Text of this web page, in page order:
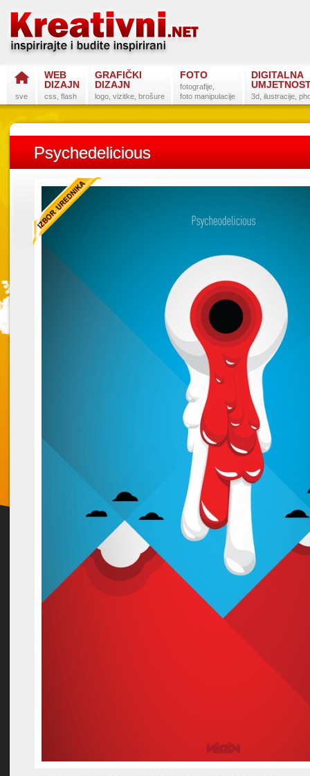
sve
WEB
DIZAJN
css, flash
GRAFIČKI
DIZAJN
logo, vizitke, brošure
FOTO
fotografije,
foto manipulacije
DIGITALNA
3d, ilustracije,
Psychedelicious
Postanite